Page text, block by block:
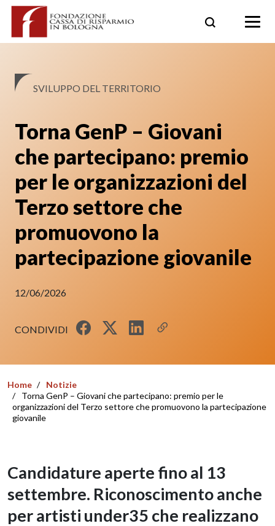
Skip
SVILUPPO DEL TERRITORIO
Torna GenP – Giovani
che partecipano: premio
per le organizzazioni del
Terzo settore che
promuovono la
partecipazione giovanile
12/06/2026
CONDIVIDI
Home
Notizie
Torna GenP – Giovani che partecipano: premio per le
organizzazioni del Terzo settore che promuovono la partecipazione
giovanile
Candidature aperte fino al 13
settembre. Riconoscimento anche
per artisti under35 che realizzano